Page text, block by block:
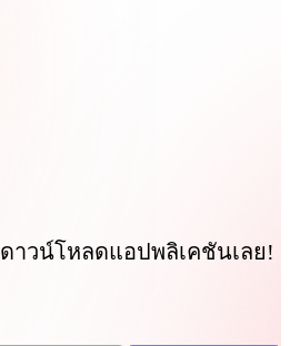
ดาวน์โหลดแอปพลิเคชันเลย!